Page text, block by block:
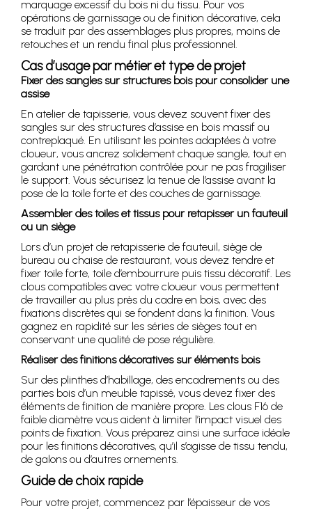
marquage excessif du bois ni du tissu. Pour vos
opérations de garnissage ou de finition décorative, cela
se traduit par des assemblages plus propres, moins de
retouches et un rendu final plus professionnel.
Cas d’usage par métier et type de projet
Fixer des sangles sur structures bois pour consolider une
assise
En atelier de tapisserie, vous devez souvent fixer des
sangles sur des structures d’assise en bois massif ou
contreplaqué. En utilisant les pointes adaptées à votre
cloueur, vous ancrez solidement chaque sangle, tout en
gardant une pénétration contrôlée pour ne pas fragiliser
le support. Vous sécurisez la tenue de l’assise avant la
pose de la toile forte et des couches de garnissage.
Assembler des toiles et tissus pour retapisser un fauteuil
ou un siège
Lors d’un projet de retapisserie de fauteuil, siège de
bureau ou chaise de restaurant, vous devez tendre et
fixer toile forte, toile d’embourrure puis tissu décoratif. Les
clous compatibles avec votre cloueur vous permettent
de travailler au plus près du cadre en bois, avec des
fixations discrètes qui se fondent dans la finition. Vous
gagnez en rapidité sur les séries de sièges tout en
conservant une qualité de pose régulière.
Réaliser des finitions décoratives sur éléments bois
Sur des plinthes d’habillage, des encadrements ou des
parties bois d’un meuble tapissé, vous devez fixer des
éléments de finition de manière propre. Les clous F16 de
faible diamètre vous aident à limiter l’impact visuel des
points de fixation. Vous préparez ainsi une surface idéale
pour les finitions décoratives, qu’il s’agisse de tissu tendu,
de galons ou d’autres ornements.
Guide de choix rapide
Pour votre projet, commencez par l’épaisseur de vos